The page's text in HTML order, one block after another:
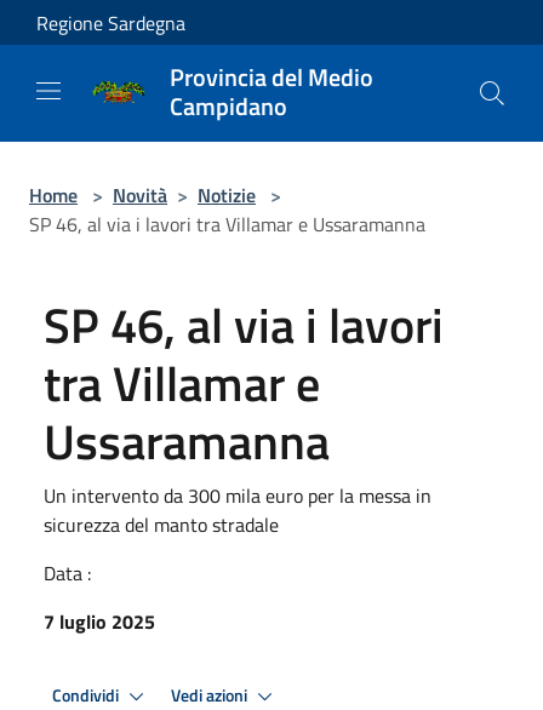
Salta al contenuto principale
Regione Sardegna
Provincia del Medio
Campidano
Home > Novità > Notizie >
SP 46, al via i lavori tra Villamar e Ussaramanna
SP 46, al via i lavori
tra Villamar e
Ussaramanna
Un intervento da 300 mila euro per la messa in
sicurezza del manto stradale
Data :
7 luglio 2025
Condividi Vedi azioni